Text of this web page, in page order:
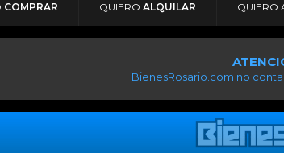
COMPRAR QUIERO ALQUILAR QUIERO
BienesRosario.com no